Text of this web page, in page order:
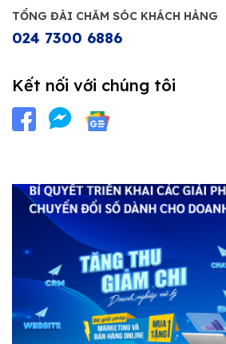
TỔNG ĐÀI CHĂM SÓC KHÁCH HÀNG
024 7300 6886
Kết nối với chúng tôi